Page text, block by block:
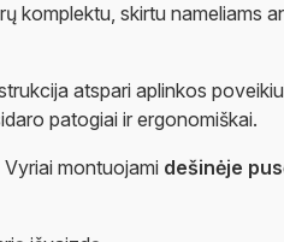
skirtu nameliams
atspari aplinkos
patogiai ir ergonomiškai.
montuojami dešinėje